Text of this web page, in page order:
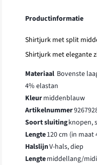
Productinformatie
Shirtjurk met split
Shirtjurk met elegante
Materiaal Bovenste
4% elastan
Kleurmiddenblauw
Artikelnummer
Soort sluitingknopen,
Lengte120 cm (in maat
HalslijnV-hals, diep
Lengtemiddellang/midi